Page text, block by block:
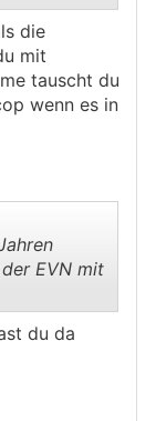
die
mit
tauscht du
wenn es in
EVN mit
du da